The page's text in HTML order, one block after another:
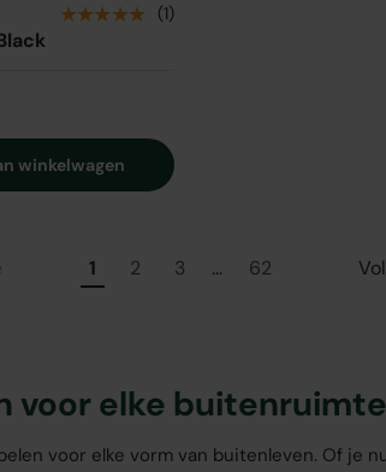
★★★★★ (1)
winkelwagen
1 2 3 … 62
voor elke buitenruimte
voor elke vorm van buitenleven. Of je